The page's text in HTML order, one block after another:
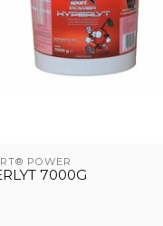
POWER
7000G